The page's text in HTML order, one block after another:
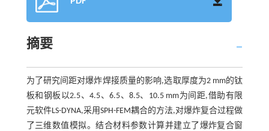
摘要
为了研究间距对爆炸焊接质量的影响,选取厚度为2 mm的钛
板和钢板以2.5、4.5、6.5、8.5、10.5 mm为间距,借助有限
元软件LS-DYNA,采用SPH-FEM耦合的方法,对爆炸复合过程做
了三维数值模拟。结合材料参数计算并建立了爆炸复合窗